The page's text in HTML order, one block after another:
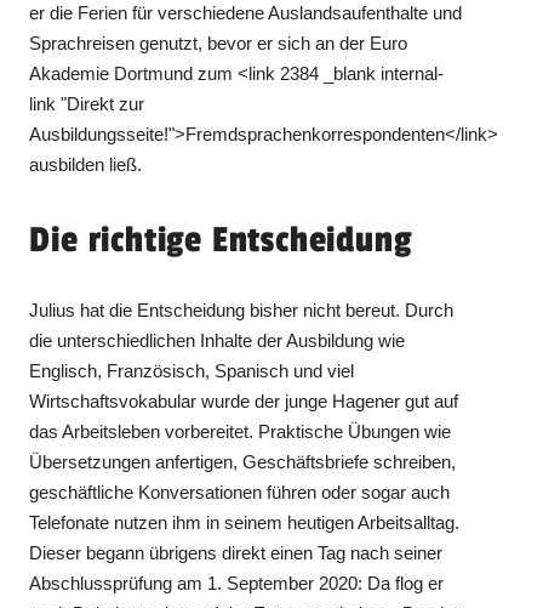
er die Ferien für verschiedene Auslandsaufenthalte und
Sprachreisen genutzt, bevor er sich an der Euro
Akademie Dortmund zum <link 2384 _blank internal-
link "Direkt zur
Ausbildungsseite!">Fremdsprachenkorrespondenten</link>
ausbilden ließ.
Die richtige Entscheidung
Julius hat die Entscheidung bisher nicht bereut. Durch
die unterschiedlichen Inhalte der Ausbildung wie
Englisch, Französisch, Spanisch und viel
Wirtschaftsvokabular wurde der junge Hagener gut auf
das Arbeitsleben vorbereitet. Praktische Übungen wie
Übersetzungen anfertigen, Geschäftsbriefe schreiben,
geschäftliche Konversationen führen oder sogar auch
Telefonate nutzen ihm in seinem heutigen Arbeitsalltag.
Dieser begann übrigens direkt einen Tag nach seiner
Abschlussprüfung am 1. September 2020: Da flog er